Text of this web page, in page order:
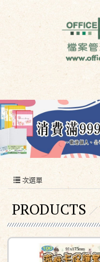
次選單
PRODUCTS